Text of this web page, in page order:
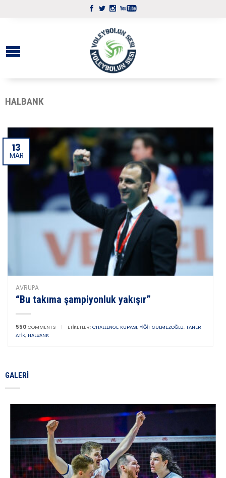
HALBANK
13
MAR
AVRUPA
“Bu takıma şampiyonluk yakışır”
550 COMMENTS | ETIKETLER: CHALLENGE KUPASI, YIĞIT GÜLMEZOĞLU, TANER
ATIK, HALBANK
GALERI